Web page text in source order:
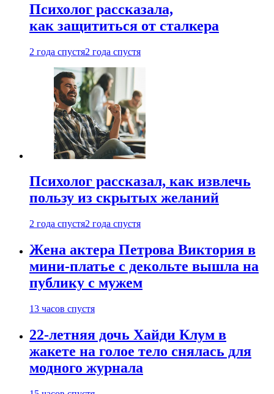
Психолог рассказала,
как защититься от сталкера
2 года спустя2 года спустя
Психолог рассказал, как извлечь
пользу из скрытых желаний
2 года спустя2 года спустя
Жена актера Петрова Виктория в
мини-платье с декольте вышла на
публику с мужем
13 часов спустя
22-летняя дочь Хайди Клум в
жакете на голое тело снялась для
модного журнала